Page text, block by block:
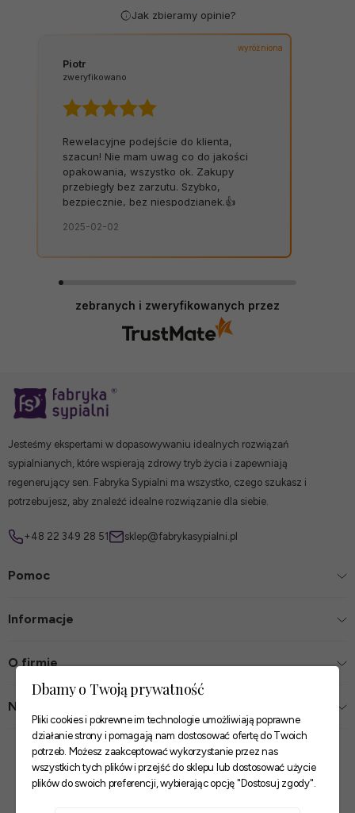
Jak zbieramy opinie?
wyróżniona
Piotr
zweryfikowano
Rewelacyjne podejście do klienta,
szacun! Nie mam uwag co do jakości
opakowania, wszystko ok. Zakupy
przebiegły bez zarzutu. Szybko,
bezpiecznie, bez niespodzianek.👍️
2025-02-02
zebranych i zweryfikowanych przez
Jesteśmy ekspertami w dopasowywaniu idealnych rozwiązań
sypialnianych, które wspierają zdrowy tryb życia i zapewniają
regenerujący sen. Fabryka Sypialni ma wszystko, czego szukasz i
potrzebujesz, aby znaleźć idealne rozwiązanie dla siebie.
+48 22 349 28 51 sklep@fabrykasypialni.pl
Pomoc
Informacje
O firmie
Nasze sklepy
Zaufane płatności
Dbamy o Twoją prywatność
Pliki cookies i pokrewne im technologie umożliwiają poprawne
działanie strony i pomagają nam dostosować ofertę do Twoich
potrzeb. Możesz zaakceptować wykorzystanie przez nas
wszystkich tych plików i przejść do sklepu lub dostosować użycie
plików do swoich preferencji, wybierając opcję "Dostosuj zgody".